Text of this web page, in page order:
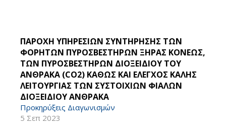
ΠΑΡΟΧΗ ΥΠΗΡΕΣΙΩΝ ΣΥΝΤΗΡΗΣΗΣ ΤΩΝ
ΦΟΡΗΤΩΝ ΠΥΡΟΣΒΕΣΤΗΡΩΝ ΞΗΡΑΣ ΚΟΝΕΩΣ,
ΤΩΝ ΠΥΡΟΣΒΕΣΤΗΡΩΝ ΔΙΟΞΕΙΔΙΟΥ ΤΟΥ
ΑΝΘΡΑΚΑ (CO2) ΚΑΘΩΣ ΚΑΙ ΕΛΕΓΧΟΣ ΚΑΛΗΣ
ΛΕΙΤΟΥΡΓΙΑΣ ΤΩΝ ΣΥΣΤΟΙΧΙΩΝ ΦΙΑΛΩΝ
ΔΙΟΞΕΙΔΙΟΥ ΑΝΘΡΑΚΑ
Προκηρύξεις Διαγωνισμών
5 Σεπ 2023